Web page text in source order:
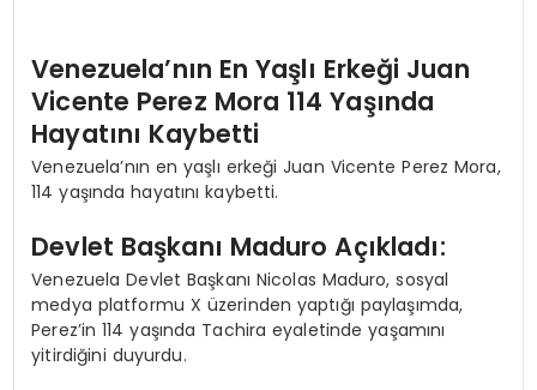
Venezuela’nın En Yaşlı Erkeği Juan
Vicente Perez Mora 114 Yaşında
Hayatını Kaybetti
Venezuela’nın en yaşlı erkeği Juan Vicente Perez Mora,
114 yaşında hayatını kaybetti.
Devlet Başkanı Maduro Açıkladı:
Venezuela Devlet Başkanı Nicolas Maduro, sosyal
medya platformu X üzerinden yaptığı paylaşımda,
Perez’in 114 yaşında Tachira eyaletinde yaşamını
yitirdiğini duyurdu.